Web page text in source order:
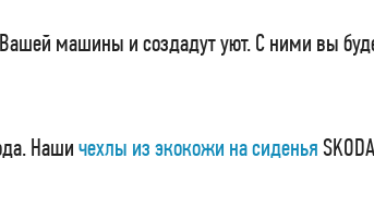
машины и создадут уют. С ними вы
Нашичехлы из экокожи на сиденья